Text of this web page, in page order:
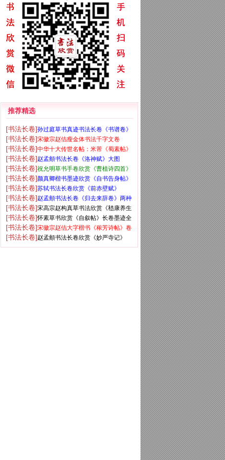
推荐精选
[书法长卷]孙过庭草书真迹书法长卷《书谱卷》
高清大图
[书法长卷]宋徽宗赵佶瘦金体书法千字文卷
[书法长卷]中华十大传世名帖：米芾《蜀素帖》
大图
[书法长卷]赵孟頫书法长卷《洛神赋》大图
[书法长卷]祝允明草书手卷欣赏《曹植诗四首》
高清大图
[书法长卷]颜真卿楷书墨迹欣赏《自书告身帖》
[书法长卷]苏轼书法长卷欣赏《前赤壁赋》
[书法长卷]赵孟頫书法长卷《归去来辞卷》两种
[书法长卷]宋高宗赵构真草书法欣赏《嵇康养生
论卷》
[书法长卷]怀素草书欣赏《自叙帖》长卷墨迹全
图
[书法长卷]宋徽宗赵佶大字楷书《秾芳诗帖》卷
[书法长卷]赵孟頫书法长卷欣赏《妙严寺记》